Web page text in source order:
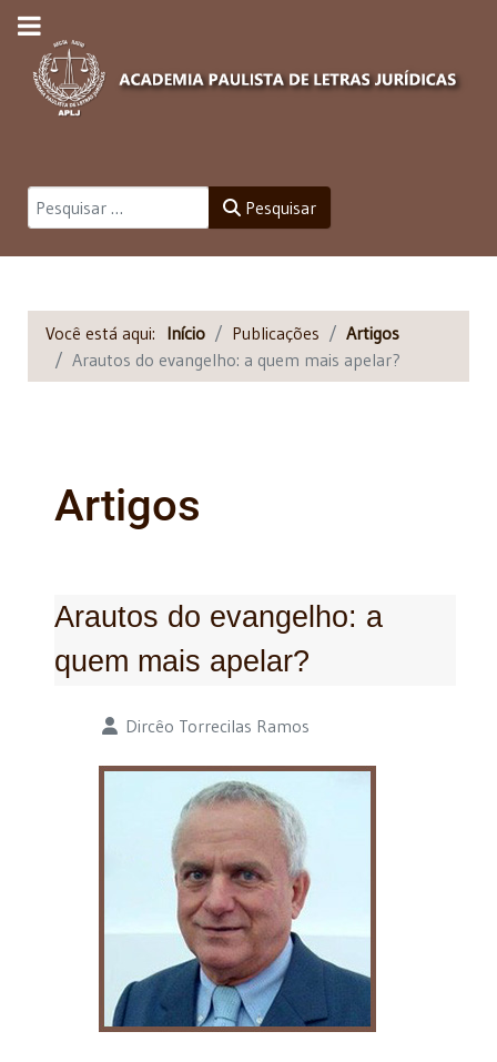
Pesquisar Pesquisar
Você está aqui: Início Publicações
Artigos
Arautos do evangelho: a quem mais apelar?
Artigos
Arautos do evangelho: a
quem mais apelar?
Detalhes Dircêo Torrecilas Ramos